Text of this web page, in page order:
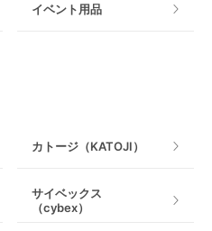
室内遊具
イベント用品
カトージ（KATOJI）
サイベックス
（cybex）